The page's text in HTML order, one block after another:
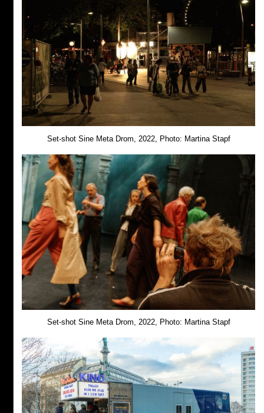
Set-shot Sine Meta Drom, 2022, Photo: Martina Stapf
Set-shot Sine Meta Drom, 2022, Photo: Martina Stapf